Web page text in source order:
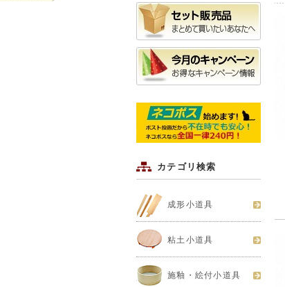
カテゴリ検索
成形小道具
粘土小道具
施釉・絵付小道具